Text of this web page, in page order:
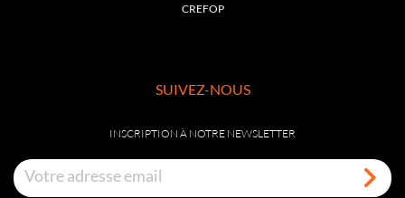
CREFOP
SUIVEZ-NOUS
INSCRIPTION À NOTRE NEWSLETTER